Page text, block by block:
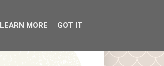
LEARN MORE GOT IT